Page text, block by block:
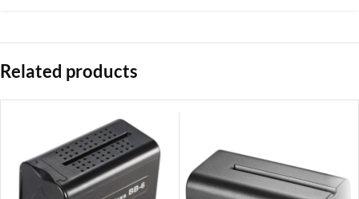
Related products